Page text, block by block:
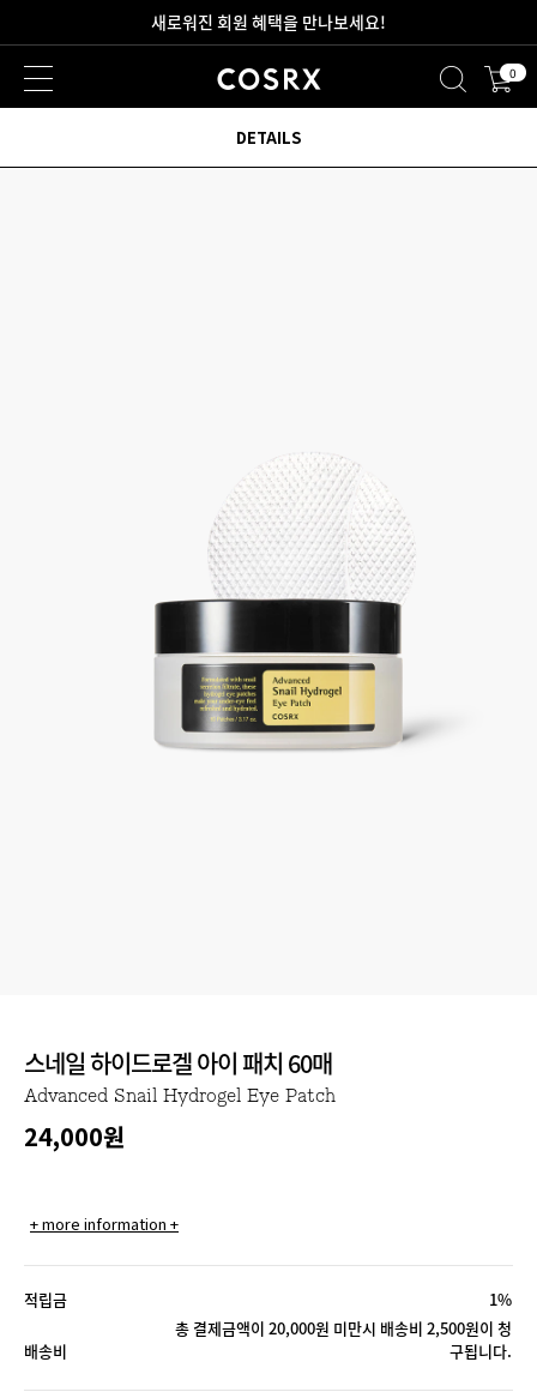
새로워진 회원 혜택을 만나보세요!
2만원 이상 무료 배송 0
스네일 하이드로겔 아이 패치 60매
Advanced Snail Hydrogel Eye Patch
24,000원
+ more information +
적립금 1%
배송비
총 결제금액이 20,000원 미만시 배송비 2,500원이 청
구됩니다.
DETAILS